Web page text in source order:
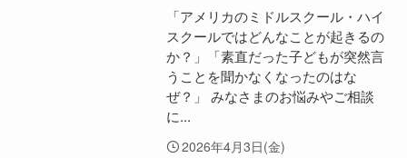
「アメリカのミドルスクール・ハイ
スクールではどんなことが起きるの
か？」「素直だった子どもが突然言
うことを聞かなくなったのはな
ぜ？」 みなさまのお悩みやご相談
に...
2026年4月3日(金)